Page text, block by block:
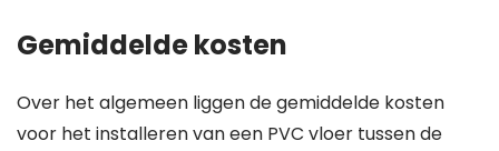
Gemiddelde kosten
Over het algemeen liggen de gemiddelde kosten
voor het installeren van een PVC vloer tussen de